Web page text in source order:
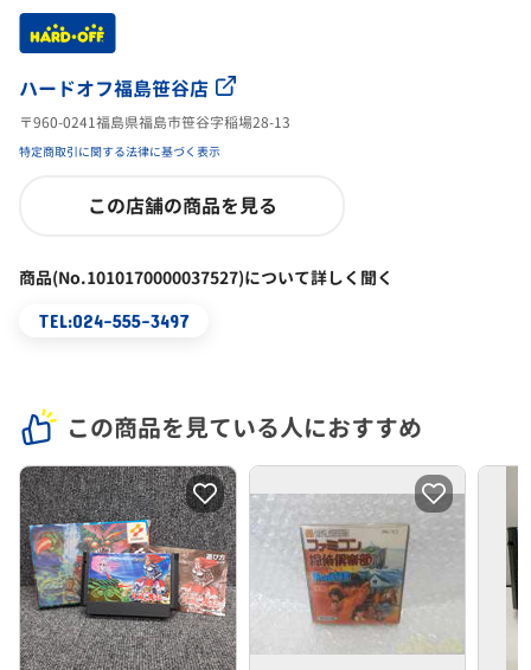
ハードオフ福島笹谷店
〒960-0241福島県福島市笹谷字稲場28-13
特定商取引に関する法律に基づく表示
この店舗の商品を見る
商品(No.1010170000037527)について詳しく聞く
TEL:024-555-3497
この商品を見ている人におすすめ